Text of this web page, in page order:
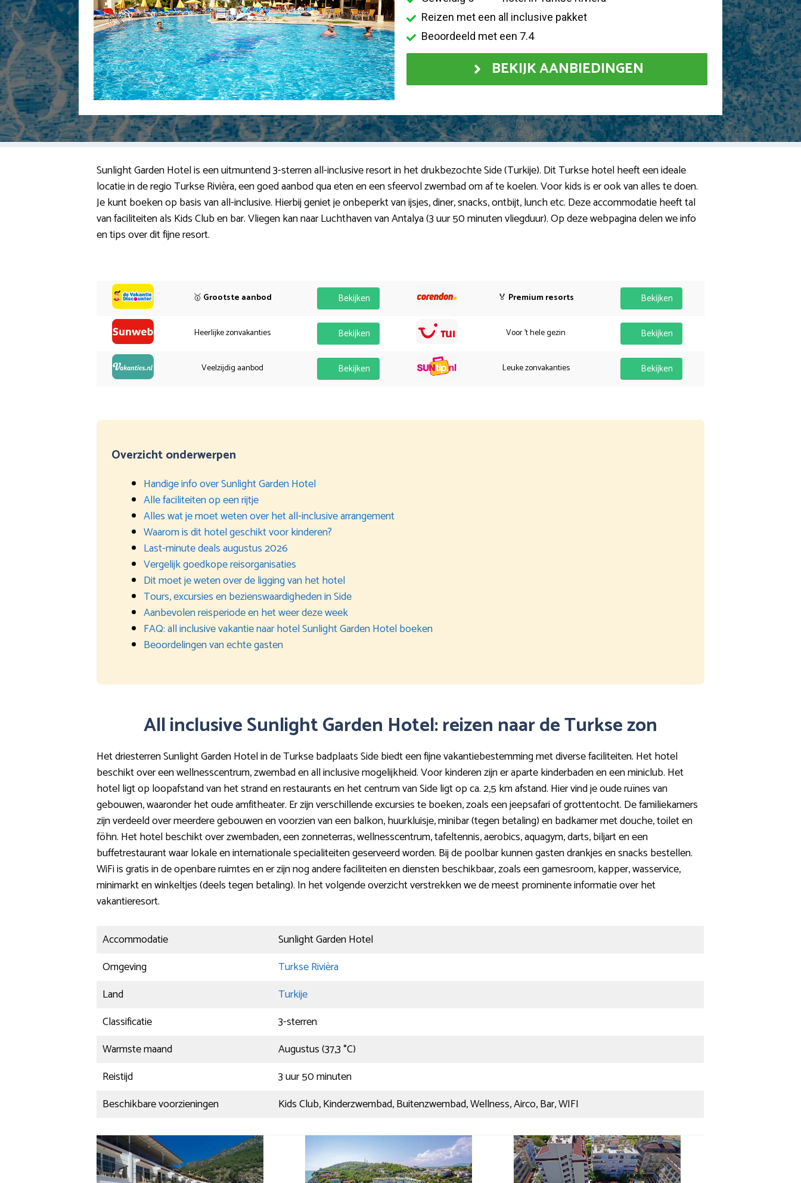
Reizen met een all inclusive pakket
Beoordeeld met een 7.4
BEKIJK AANBIEDINGEN
Sunlight Garden Hotel is een uitmuntend 3-sterren all-inclusive resort in het drukbezochte Side (Turkije). Dit Turkse hotel heeft een ideale
locatie in de regio Turkse Rivièra, een goed aanbod qua eten en een sfeervol zwembad om af te koelen. Voor kids is er ook van alles te doen.
Je kunt boeken op basis van all-inclusive. Hierbij geniet je onbeperkt van ijsjes, diner, snacks, ontbijt, lunch etc. Deze accommodatie heeft tal
van faciliteiten als Kids Club en bar. Vliegen kan naar Luchthaven van Antalya (3 uur 50 minuten vliegduur). Op deze webpagina delen we info
en tips over dit fijne resort.
🥇 Grootste aanbod Bekijken
Heerlijke zonvakanties Bekijken
Veelzijdig aanbod Bekijken
🏅 Premium resorts Bekijken
Voor 't hele gezin Bekijken
Leuke zonvakanties Bekijken
Overzicht onderwerpen
Handige info over Sunlight Garden Hotel
Alle faciliteiten op een rijtje
Alles wat je moet weten over het all-inclusive arrangement
Waarom is dit hotel geschikt voor kinderen?
Last-minute deals augustus 2026
Vergelijk goedkope reisorganisaties
Dit moet je weten over de ligging van het hotel
Tours, excursies en bezienswaardigheden in Side
Aanbevolen reisperiode en het weer deze week
FAQ: all inclusive vakantie naar hotel Sunlight Garden Hotel boeken
Beoordelingen van echte gasten
All inclusive Sunlight Garden Hotel: reizen naar de Turkse zon
Het driesterren Sunlight Garden Hotel in de Turkse badplaats Side biedt een fijne vakantiebestemming met diverse faciliteiten. Het hotel
beschikt over een wellnesscentrum, zwembad en all inclusive mogelijkheid. Voor kinderen zijn er aparte kinderbaden en een miniclub. Het
hotel ligt op loopafstand van het strand en restaurants en het centrum van Side ligt op ca. 2,5 km afstand. Hier vind je oude ruïnes van
gebouwen, waaronder het oude amfitheater. Er zijn verschillende excursies te boeken, zoals een jeepsafari of grottentocht. De familiekamers
zijn verdeeld over meerdere gebouwen en voorzien van een balkon, huurkluisje, minibar (tegen betaling) en badkamer met douche, toilet en
föhn. Het hotel beschikt over zwembaden, een zonneterras, wellnesscentrum, tafeltennis, aerobics, aquagym, darts, biljart en een
buffetrestaurant waar lokale en internationale specialiteiten geserveerd worden. Bij de poolbar kunnen gasten drankjes en snacks bestellen.
WiFi is gratis in de openbare ruimtes en er zijn nog andere faciliteiten en diensten beschikbaar, zoals een gamesroom, kapper, wasservice,
minimarkt en winkeltjes (deels tegen betaling). In het volgende overzicht verstrekken we de meest prominente informatie over het
vakantieresort.
Accommodatie
Sunlight Garden Hotel
Omgeving
Turkse Rivièra
Land
Turkije
Classificatie
3-sterren
Warmste maand
Augustus (37,3 °C)
Reistijd
3 uur 50 minuten
Beschikbare voorzieningen
Kids Club, Kinderzwembad, Buitenzwembad, Wellness, Airco, Bar, WIFI